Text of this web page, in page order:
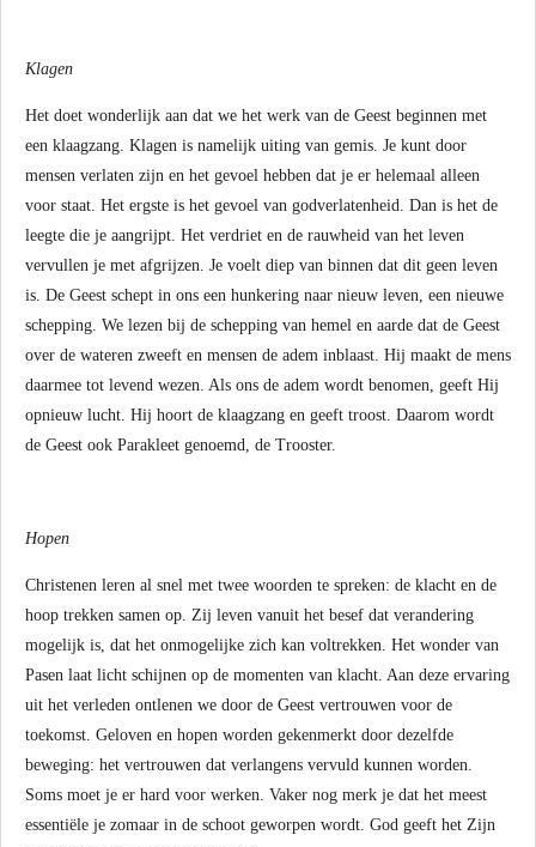
Klagen
Het doet wonderlijk aan dat we het werk van de Geest beginnen met
een klaagzang. Klagen is namelijk uiting van gemis. Je kunt door
mensen verlaten zijn en het gevoel hebben dat je er helemaal alleen
voor staat. Het ergste is het gevoel van godverlatenheid. Dan is het de
leegte die je aangrijpt. Het verdriet en de rauwheid van het leven
vervullen je met afgrijzen. Je voelt diep van binnen dat dit geen leven
is. De Geest schept in ons een hunkering naar nieuw leven, een nieuwe
schepping. We lezen bij de schepping van hemel en aarde dat de Geest
over de wateren zweeft en mensen de adem inblaast. Hij maakt de mens
daarmee tot levend wezen. Als ons de adem wordt benomen, geeft Hij
opnieuw lucht. Hij hoort de klaagzang en geeft troost. Daarom wordt
de Geest ook Parakleet genoemd, de Trooster.
Hopen
Christenen leren al snel met twee woorden te spreken: de klacht en de
hoop trekken samen op. Zij leven vanuit het besef dat verandering
mogelijk is, dat het onmogelijke zich kan voltrekken. Het wonder van
Pasen laat licht schijnen op de momenten van klacht. Aan deze ervaring
uit het verleden ontlenen we door de Geest vertrouwen voor de
toekomst. Geloven en hopen worden gekenmerkt door dezelfde
beweging: het vertrouwen dat verlangens vervuld kunnen worden.
Soms moet je er hard voor werken. Vaker nog merk je dat het meest
essentiële je zomaar in de schoot geworpen wordt. God geeft het Zijn